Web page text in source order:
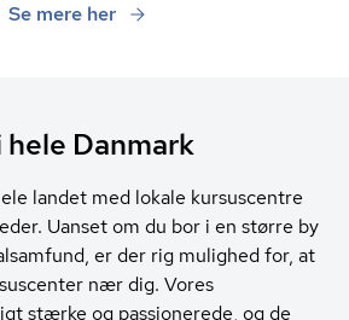
Se mere her
Danmark
landet med lokale kursuscentre
Uanset om du bor i en større by
er der rig mulighed for, at
nær dig. Vores
stærke og passionerede, og de